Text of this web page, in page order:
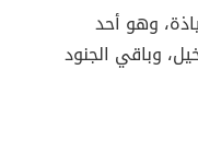
وهو أحد
وباقي الجنود